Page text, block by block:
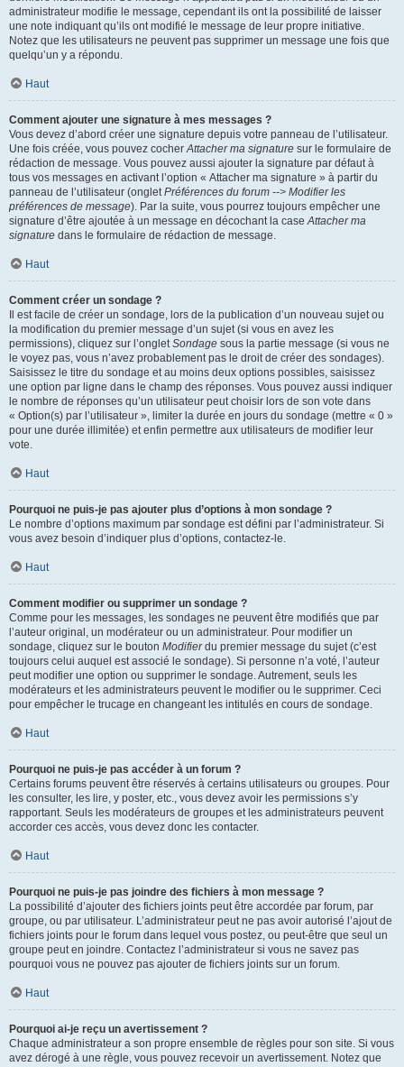
administrateur modifie le message, cependant ils ont la possibilité de laisser
une note indiquant qu’ils ont modifié le message de leur propre initiative.
Notez que les utilisateurs ne peuvent pas supprimer un message une fois que
quelqu’un y a répondu.
Haut
Comment ajouter une signature à mes messages ?
Vous devez d’abord créer une signature depuis votre panneau de l’utilisateur.
Une fois créée, vous pouvez cocherAttacher ma signature sur le formulaire de
rédaction de message. Vous pouvez aussi ajouter la signature par défaut à
tous vos messages en activant l’option « Attacher ma signature » à partir du
panneau de l’utilisateur (ongletPréférences du forum --> Modifier les
préférences de message). Par la suite, vous pourrez toujours empêcher une
signature d’être ajoutée à un message en décochant la caseAttacher ma
signature dans le formulaire de rédaction de message.
Haut
Comment créer un sondage ?
Il est facile de créer un sondage, lors de la publication d’un nouveau sujet ou
la modification du premier message d’un sujet (si vous en avez les
permissions), cliquez sur l’ongletSondage sous la partie message (si vous ne
le voyez pas, vous n’avez probablement pas le droit de créer des sondages).
Saisissez le titre du sondage et au moins deux options possibles, saisissez
une option par ligne dans le champ des réponses. Vous pouvez aussi indiquer
le nombre de réponses qu’un utilisateur peut choisir lors de son vote dans
« Option(s) par l’utilisateur », limiter la durée en jours du sondage (mettre « 0 »
pour une durée illimitée) et enfin permettre aux utilisateurs de modifier leur
vote.
Haut
Pourquoi ne puis-je pas ajouter plus d’options à mon sondage ?
Le nombre d’options maximum par sondage est défini par l’administrateur. Si
vous avez besoin d’indiquer plus d’options, contactez-le.
Haut
Comment modifier ou supprimer un sondage ?
Comme pour les messages, les sondages ne peuvent être modifiés que par
l’auteur original, un modérateur ou un administrateur. Pour modifier un
sondage, cliquez sur le bouton Modifierdu premier message du sujet (c’est
toujours celui auquel est associé le sondage). Si personne n’a voté, l’auteur
peut modifier une option ou supprimer le sondage. Autrement, seuls les
modérateurs et les administrateurs peuvent le modifier ou le supprimer. Ceci
pour empêcher le trucage en changeant les intitulés en cours de sondage.
Haut
Pourquoi ne puis-je pas accéder à un forum ?
Certains forums peuvent être réservés à certains utilisateurs ou groupes. Pour
les consulter, les lire, y poster, etc., vous devez avoir les permissions s’y
rapportant. Seuls les modérateurs de groupes et les administrateurs peuvent
accorder ces accès, vous devez donc les contacter.
Haut
Pourquoi ne puis-je pas joindre des fichiers à mon message ?
La possibilité d’ajouter des fichiers joints peut être accordée par forum, par
groupe, ou par utilisateur. L’administrateur peut ne pas avoir autorisé l’ajout de
fichiers joints pour le forum dans lequel vous postez, ou peut-être que seul un
groupe peut en joindre. Contactez l’administrateur si vous ne savez pas
pourquoi vous ne pouvez pas ajouter de fichiers joints sur un forum.
Haut
Pourquoi ai-je reçu un avertissement ?
Chaque administrateur a son propre ensemble de règles pour son site. Si vous
avez dérogé à une règle, vous pouvez recevoir un avertissement. Notez que